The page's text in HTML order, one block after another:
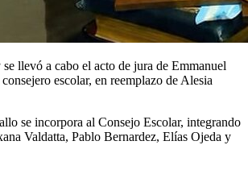
llevó a cabo el acto de jura de Emmanuel
escolar, en reemplazo de Alesia
se incorpora al Consejo Escolar, integrando
Valdatta, Pablo Bernardez, Elías Ojeda y